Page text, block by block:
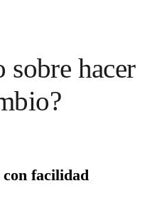
sobre hacer
facilidad